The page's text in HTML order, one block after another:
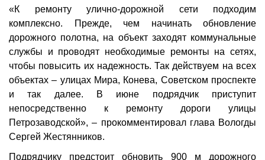
«К ремонту улично-дорожной сети подходим
комплексно. Прежде, чем начинать обновление
дорожного полотна, на объект заходят коммунальные
службы и проводят необходимые ремонты на сетях,
чтобы повысить их надежность. Так действуем на всех
объектах – улицах Мира, Конева, Советском проспекте
и так далее. В июне подрядчик приступит
непосредственно к ремонту дороги улицы
Петрозаводской», – прокомментировал глава Вологды
Сергей Жестянников.
Подрядчику предстоит обновить 900 м дорожного